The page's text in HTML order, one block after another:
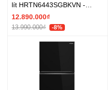
lít HRTN6443SGBKVN -
Chính hãng
12.890.000₫
13.990.000₫ -8%